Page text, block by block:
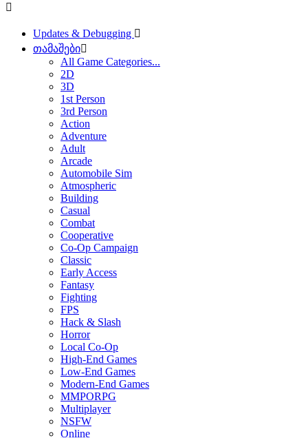
Updates & Debugging
თამაშები
All Game Categories...
2D
3D
1st Person
3rd Person
Action
Adventure
Adult
Arcade
Automobile Sim
Atmospheric
Building
Casual
Combat
Cooperative
Co-Op Campaign
Classic
Early Access
Fantasy
Fighting
FPS
Hack & Slash
Horror
Local Co-Op
High-End Games
Low-End Games
Modern-End Games
MMPORPG
Multiplayer
NSFW
Online